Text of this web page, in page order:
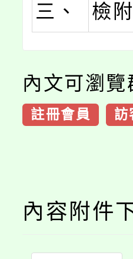
三、
檢
內文可瀏覽
註冊會員 訪
內容附件